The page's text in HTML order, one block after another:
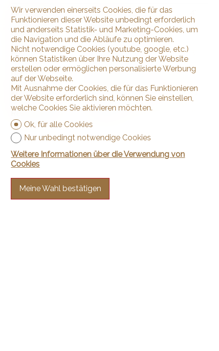
Kindergarten 1.65 km 23' 13'
Geschäfte 1.45 km 20' 9' 3'
Post 1.45 km 20' 9'
Bank 1.43 km 20' 9' 3'
Krankenhaus 7.15 km 1h54 38' 10'
Restaurants 345 m 5'
Wir verwenden einerseits Cookies, die für das
Funktionieren dieser Website unbedingt erforderlich
und anderseits Statistik- und Marketing-Cookies, um
die Navigation und die Abläufe zu optimieren.
Nicht notwendige Cookies (youtube, google, etc.)
können Statistiken über Ihre Nutzung der Website
erstellen oder ermöglichen personalisierte Werbung
auf der Webseite.
Mit Ausnahme der Cookies, die für das Funktionieren
der Website erforderlich sind, können Sie einstellen,
welche Cookies Sie aktivieren möchten.
Ok, für alle Cookies
Nur unbedingt notwendige Cookies
Weitere Informationen über die Verwendung von
Cookies
Meine Wahl bestätigen